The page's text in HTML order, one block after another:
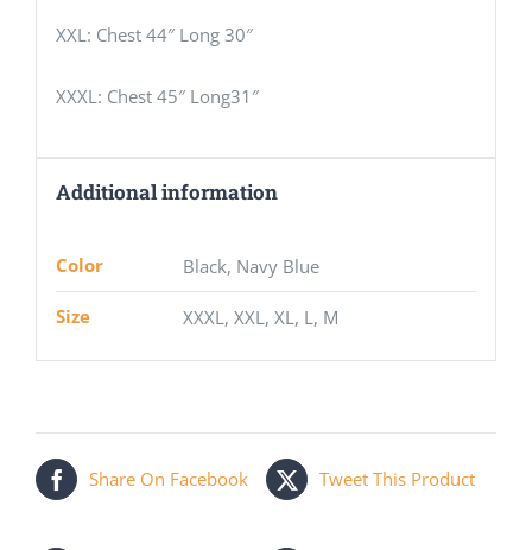
XXL: Chest 44″ Long 30″
XXXL: Chest 45″ Long31″
Additional information
Color Black, Navy Blue
Size XXXL, XXL, XL, L, M
Share On Facebook Tweet This Product